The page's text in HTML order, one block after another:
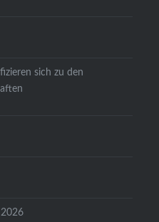
sich zu den
2026